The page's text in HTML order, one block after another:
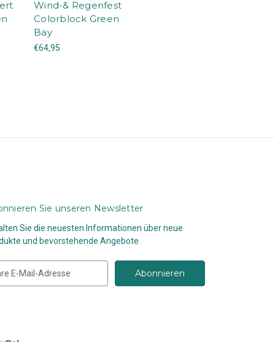
Wind-& Regenfest
Colorblock Green
Bay
€64,95
Sie unseren Newsletter
Sie die neuesten Informationen über neue
und bevorstehende Angebote